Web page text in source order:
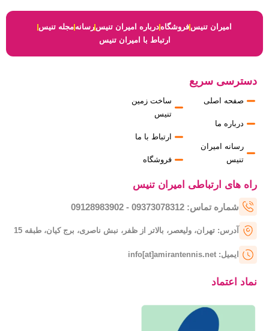
امیران تنیس فروشگاه درباره امیران تنیس رسانه مجله تنیس
ارتباط با امیران تنیس
دسترسی سریع
صفحه اصلی
درباره ما
رسانه امیران
تنیس
ساخت زمین
تنیس
ارتباط با ما
فروشگاه
راه های ارتباطی امیران تنیس
شماره تماس: 09373078312 - 09128983902
آدرس: تهران، ولیعصر، بالاتر از ظفر، نبش ناصری، برج کیان، طبقه 15
ایمیل: info[at]amirantennis.net
نماد اعتماد